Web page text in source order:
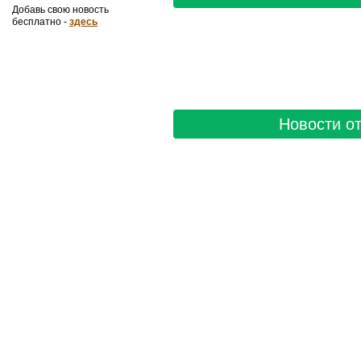
Добавь свою новость
бесплатно - здесь
Новости